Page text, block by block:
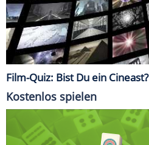
Film-Quiz: Bist Du ein Cineast?
Kostenlos spielen